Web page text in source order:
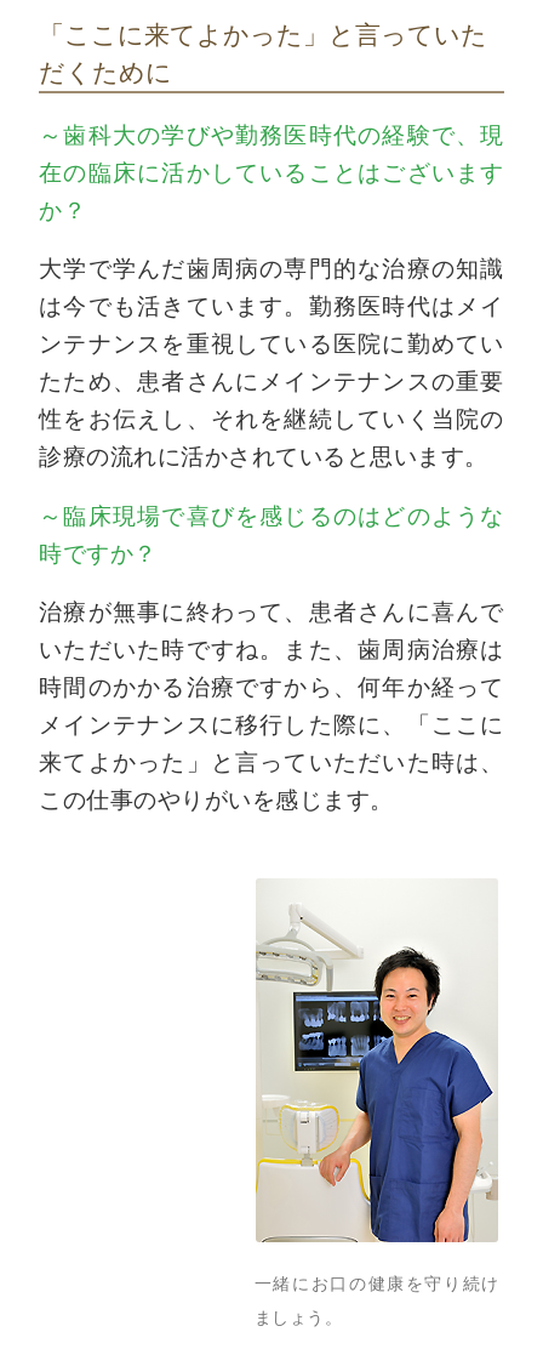
「ここに来てよかった」と言っていた
だくために
～歯科大の学びや勤務医時代の経験で、現
在の臨床に活かしていることはございます
か？
大学で学んだ歯周病の専門的な治療の知識
は今でも活きています。勤務医時代はメイ
ンテナンスを重視している医院に勤めてい
たため、患者さんにメインテナンスの重要
性をお伝えし、それを継続していく当院の
診療の流れに活かされていると思います。
～臨床現場で喜びを感じるのはどのような
時ですか？
治療が無事に終わって、患者さんに喜んで
いただいた時ですね。また、歯周病治療は
時間のかかる治療ですから、何年か経って
メインテナンスに移行した際に、「ここに
来てよかった」と言っていただいた時は、
この仕事のやりがいを感じます。
一緒にお口の健康を守り続け
ましょう。